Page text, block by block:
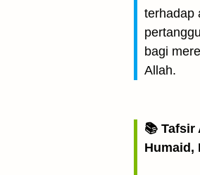
terhadap
bagi
Allah.
📚 Tafsir
Humaid,